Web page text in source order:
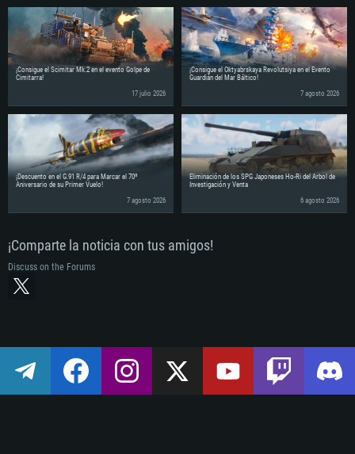
¡Consigue el Scimitar Mk.2 en el evento Golpe de
Cimitarra!
17 julio 2026
¡Consigue el Oktyabrskaya Revolutsiya en el Evento
Guardián del Mar Báltico!
7 agosto 2026
¡Descuento en el G.91 R/4 para Marcar el 70º
Aniversario de su Primer Vuelo!
7 agosto 2026
Eliminación de los SPG Japoneses Ho-Ri del Árbol de
Investigación y Venta
6 agosto 2026
¡Comparte la noticia con tus amigos!
Discuss on the Forums